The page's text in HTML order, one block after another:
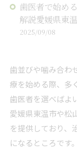
歯医者で始め
解説愛媛県東
2025/09/08
歯並びや噛み合わ
療を始める際、多
歯医者を選べばよ
愛媛県東温市や松
を提供しており、
になるところです